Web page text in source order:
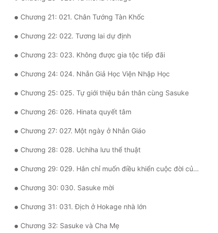
Vô Địch
Võ Hiệp
Võng Du
Xuyên Không
Xuyên Nhanh
Xuyên Sách
Xuyên Thư
Điền Văn
Đô Thị
Chương 21: 021. Chân Tướng Tàn Khốc
Chương 22: 022. Tương lai dự định
Chương 23: 023. Không được gia tộc tiếp đãi
Chương 24: 024. Nhẫn Giả Học Viện Nhập Học
Chương 25: 025. Tự giới thiệu bản thân cùng Sasuke
Chương 26: 026. Hinata quyết tâm
Chương 27: 027. Một ngày ở Nhẫn Giáo
Chương 28: 028. Uchiha lưu thể thuật
Chương 29: 029. Hắn chỉ muốn điều khiển cuộc đời của ta
Chương 30: 030. Sasuke mời
Chương 31: 031. Địch ở Hokage nhà lớn
Chương 32: Sasuke và Cha Mẹ